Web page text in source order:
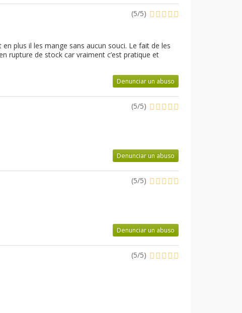
(5/5)
plus il les mange sans aucun souci. Le fait de les
rupture de stock car vraiment c’est pratique et
Denunciar un abuso
(5/5)
Denunciar un abuso
(5/5)
Denunciar un abuso
(5/5)